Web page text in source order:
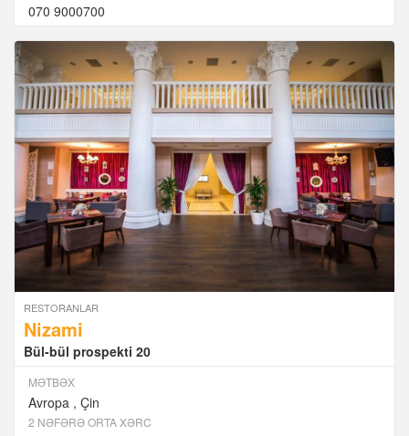
070 9000700
RESTORANLAR
Nizami
Bül-bül prospekti 20
MƏTBƏX
Avropa Çin
2 NƏFƏRƏ ORTA XƏRC